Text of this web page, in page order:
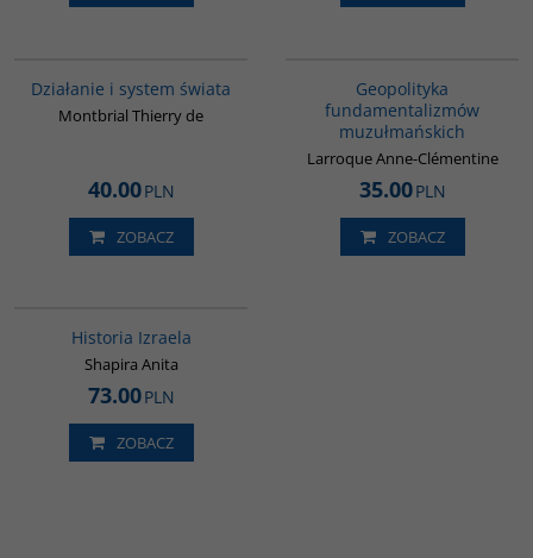
Działanie i system świata
Montbrial Thierry de
40.00PLN
ZOBACZ
Geopolityka
fundamentalizmów
muzułmańskich
Larroque Anne-Clémentine
35.00PLN
ZOBACZ
Historia Izraela
Shapira Anita
73.00PLN
ZOBACZ